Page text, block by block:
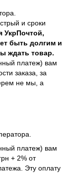
и сроки
УкрПочтой,
быть долгим и
ждать товар.
платеж) вам
заказа, за
не мы, а
платеж) вам
+ 2% от
Эту оплату